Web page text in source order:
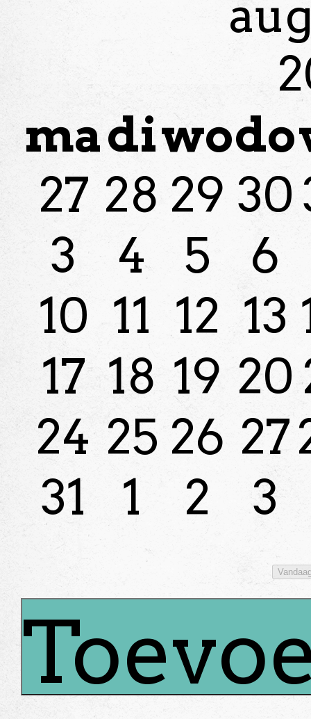
madiwodo
27 28 29 30
3
4 5
6
10 11 12 13
17 18 19 20
24 25 26 27
31
1 2 3